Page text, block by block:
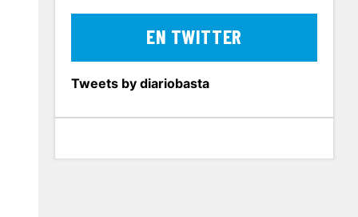
EN TWITTER
Tweets by diariobasta